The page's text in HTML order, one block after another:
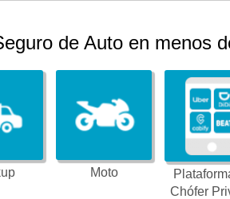
de Auto en menos
Moto
Chófer